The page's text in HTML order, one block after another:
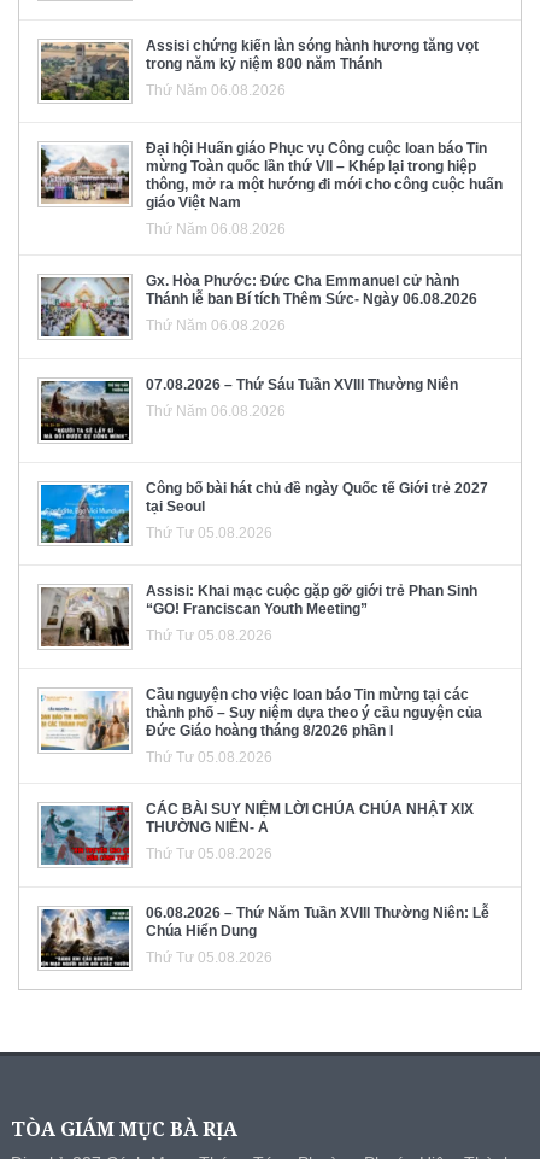
Assisi chứng kiến làn sóng hành hương tăng vọt
trong năm kỷ niệm 800 năm Thánh
Thứ Năm 06.08.2026
Đại hội Huấn giáo Phục vụ Công cuộc loan báo Tin
mừng Toàn quốc lần thứ VII – Khép lại trong hiệp
thông, mở ra một hướng đi mới cho công cuộc huấn
giáo Việt Nam
Thứ Năm 06.08.2026
Gx. Hòa Phước: Đức Cha Emmanuel cử hành
Thánh lễ ban Bí tích Thêm Sức- Ngày 06.08.2026
Thứ Năm 06.08.2026
07.08.2026 – Thứ Sáu Tuần XVIII Thường Niên
Thứ Năm 06.08.2026
Công bố bài hát chủ đề ngày Quốc tế Giới trẻ 2027
tại Seoul
Thứ Tư 05.08.2026
Assisi: Khai mạc cuộc gặp gỡ giới trẻ Phan Sinh
“GO! Franciscan Youth Meeting”
Thứ Tư 05.08.2026
Cầu nguyện cho việc loan báo Tin mừng tại các
thành phố – Suy niệm dựa theo ý cầu nguyện của
Đức Giáo hoàng tháng 8/2026 phần I
Thứ Tư 05.08.2026
CÁC BÀI SUY NIỆM LỜI CHÚA CHÚA NHẬT XIX
THƯỜNG NIÊN- A
Thứ Tư 05.08.2026
06.08.2026 – Thứ Năm Tuần XVIII Thường Niên: Lễ
Chúa Hiển Dung
Thứ Tư 05.08.2026
TÒA GIÁM MỤC BÀ RỊA